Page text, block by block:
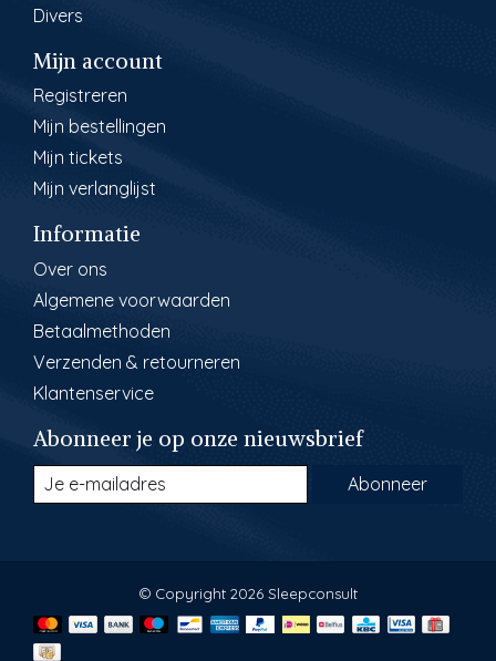
Divers
Mijn account
Registreren
Mijn bestellingen
Mijn tickets
Mijn verlanglijst
Informatie
Over ons
Algemene voorwaarden
Betaalmethoden
Verzenden & retourneren
Klantenservice
Abonneer je op onze nieuwsbrief
Abonneer
© Copyright 2026 Sleepconsult